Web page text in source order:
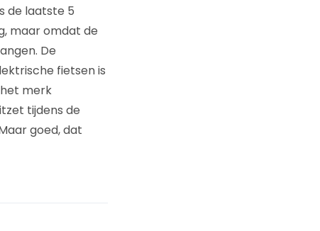
de laatste 5
maar omdat de
De
fietsen is
merk
tijdens de
goed, dat